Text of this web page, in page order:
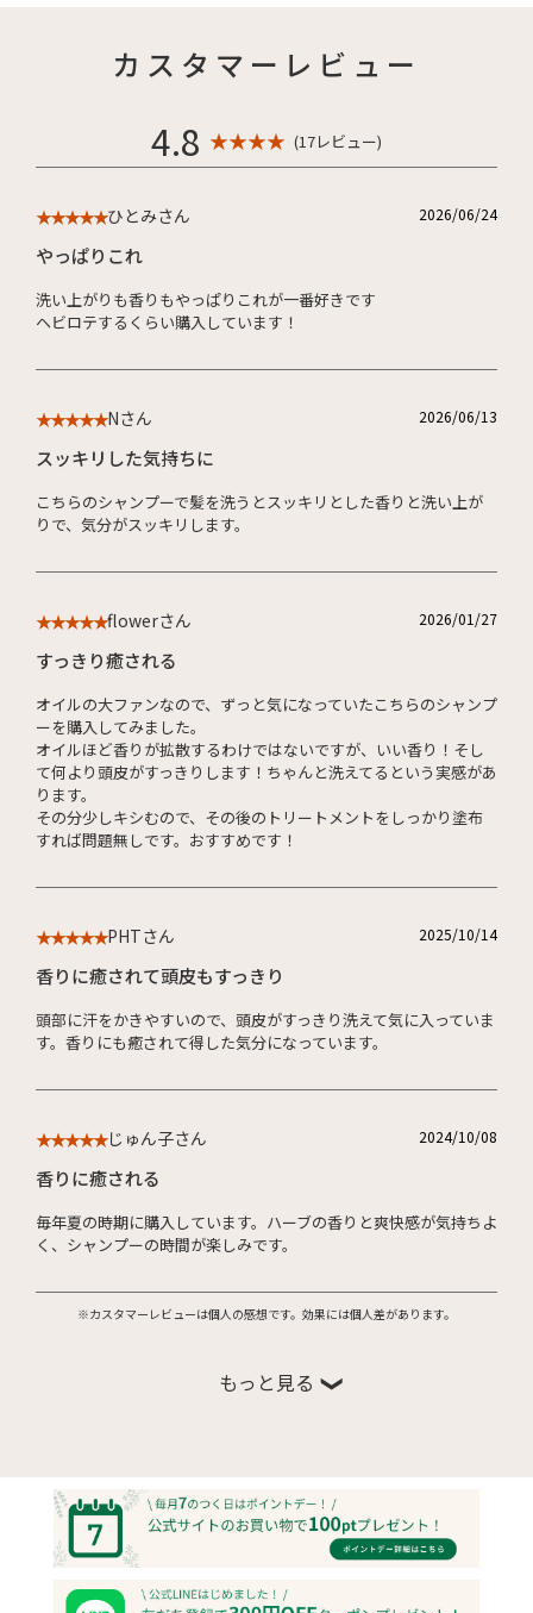
カスタマーレビュー
4.8 ★ ★ ★ ★ (17レビュー)
★★★★★ひとみさん 2026/06/24
やっぱりこれ
洗い上がりも香りもやっぱりこれが一番好きです
ヘビロテするくらい購入しています！
★★★★★Nさん 2026/06/13
スッキリした気持ちに
こちらのシャンプーで髪を洗うとスッキリとした香りと洗い上が
りで、気分がスッキリします。
★★★★★flowerさん 2026/01/27
すっきり癒される
オイルの大ファンなので、ずっと気になっていたこちらのシャンプ
ーを購入してみました。
オイルほど香りが拡散するわけではないですが、いい香り！そし
て何より頭皮がすっきりします！ちゃんと洗えてるという実感があ
ります。
その分少しキシむので、その後のトリートメントをしっかり塗布
すれば問題無しです。おすすめです！
★★★★★PHTさん 2025/10/14
香りに癒されて頭皮もすっきり
頭部に汗をかきやすいので、頭皮がすっきり洗えて気に入っていま
す。香りにも癒されて得した気分になっています。
★★★★★じゅん子さん 2024/10/08
香りに癒される
毎年夏の時期に購入しています。ハーブの香りと爽快感が気持ちよ
く、シャンプーの時間が楽しみです。
※カスタマーレビューは個人の感想です。効果には個人差があります。
もっと見る